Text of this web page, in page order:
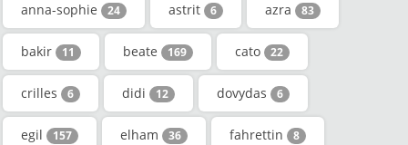
anna-sophie 24 astrit 6 azra 83
bakir 11 beate 169 cato 22
crilles 6 didi 12 dovydas 6
egil 157 elham 36 fahrettin 8